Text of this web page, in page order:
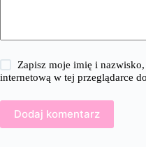
Zapisz moje imię i
internetową w tej przeglądarce
Dodaj komentarz